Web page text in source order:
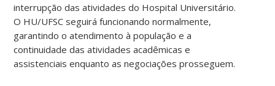
interrupção das atividades do Hospital Universitário.
O HU/UFSC seguirá funcionando normalmente,
garantindo o atendimento à população e a
continuidade das atividades acadêmicas e
assistenciais enquanto as negociações prosseguem.